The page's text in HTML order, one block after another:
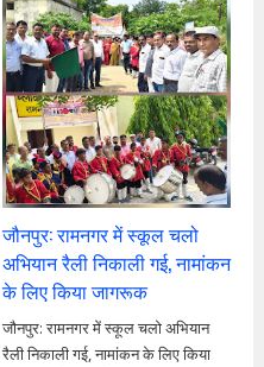
जौनपुर: रामनगर में स्कूल चलो
अभियान रैली निकाली गई, नामांकन
के लिए किया जागरूक
जौनपुर: रामनगर में स्कूल चलो अभियान
रैली निकाली गई, नामांकन के लिए किया